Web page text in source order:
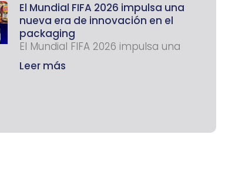
El Mundial FIFA 2026 impulsa una
nueva era de innovación en el
packaging
El Mundial FIFA 2026 impulsa una
Leer más